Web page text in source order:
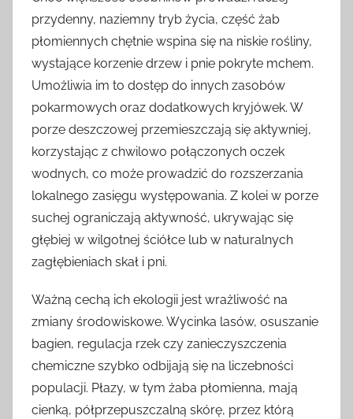
przydenny, naziemny tryb życia, część żab
płomiennych chętnie wspina się na niskie rośliny,
wystające korzenie drzew i pnie pokryte mchem.
Umożliwia im to dostęp do innych zasobów
pokarmowych oraz dodatkowych kryjówek. W
porze deszczowej przemieszczają się aktywniej,
korzystając z chwilowo połączonych oczek
wodnych, co może prowadzić do rozszerzania
lokalnego zasięgu występowania. Z kolei w porze
suchej ograniczają aktywność, ukrywając się
głębiej w wilgotnej ściółce lub w naturalnych
zagłębieniach skał i pni.
Ważną cechą ich ekologii jest wrażliwość na
zmiany środowiskowe. Wycinka lasów, osuszanie
bagien, regulacja rzek czy zanieczyszczenia
chemiczne szybko odbijają się na liczebności
populacji. Płazy, w tym żaba płomienna, mają
cienką, półprzepuszczalną skórę, przez którą